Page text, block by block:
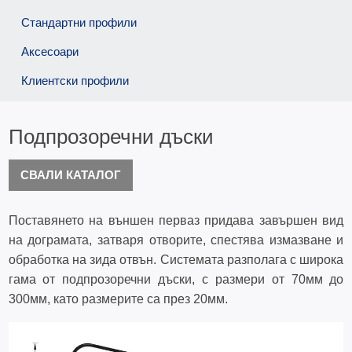
Стандартни профили
Аксесоари
Клиентски профили
Подпрозоречни дъски
СВАЛИ КАТАЛОГ
Поставянето на външен перваз придава завършен вид
на дограмата, затваря отворите, спестява измазване и
обработка на зида отвън. Системата разполага с широка
гама от подпрозоречни дъски, с размери от 70мм до
300мм, като размерите са през 20мм.